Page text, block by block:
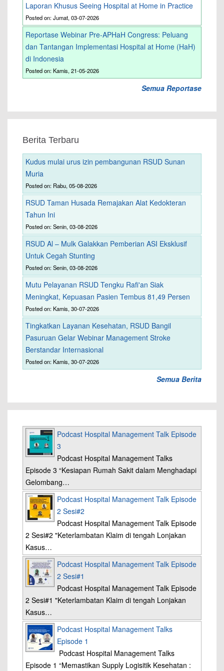
Laporan Khusus Seeing Hospital at Home in Practice
Posted on: Jumat, 03-07-2026
Reportase Webinar Pre-APHaH Congress: Peluang
dan Tantangan Implementasi Hospital at Home (HaH)
di Indonesia
Posted on: Kamis, 21-05-2026
Semua Reportase
Berita Terbaru
Kudus mulai urus izin pembangunan RSUD Sunan
Muria
Posted on: Rabu, 05-08-2026
RSUD Taman Husada Remajakan Alat Kedokteran
Tahun Ini
Posted on: Senin, 03-08-2026
RSUD Al – Mulk Galakkan Pemberian ASI Eksklusif
Untuk Cegah Stunting
Posted on: Senin, 03-08-2026
Mutu Pelayanan RSUD Tengku Rafi'an Siak
Meningkat, Kepuasan Pasien Tembus 81,49 Persen
Posted on: Kamis, 30-07-2026
Tingkatkan Layanan Kesehatan, RSUD Bangil
Pasuruan Gelar Webinar Management Stroke
Berstandar Internasional
Posted on: Kamis, 30-07-2026
Semua Berita
Podcast Hospital Management Talk Episode
3
Podcast Hospital Management Talks
Episode 3 “Kesiapan Rumah Sakit dalam Menghadapi
Gelombang…
Podcast Hospital Management Talk Episode
2 Sesi#2
Podcast Hospital Management Talk Episode
2 Sesi#2 "Keterlambatan Klaim di tengah Lonjakan
Kasus…
Podcast Hospital Management Talk Episode
2 Sesi#1
Podcast Hospital Management Talk Episode
2 Sesi#1 "Keterlambatan Klaim di tengah Lonjakan
Kasus…
Podcast Hospital Management Talks
Episode 1
Podcast Hospital Management Talks
Episode 1 “Memastikan Supply Logisitik Kesehatan :